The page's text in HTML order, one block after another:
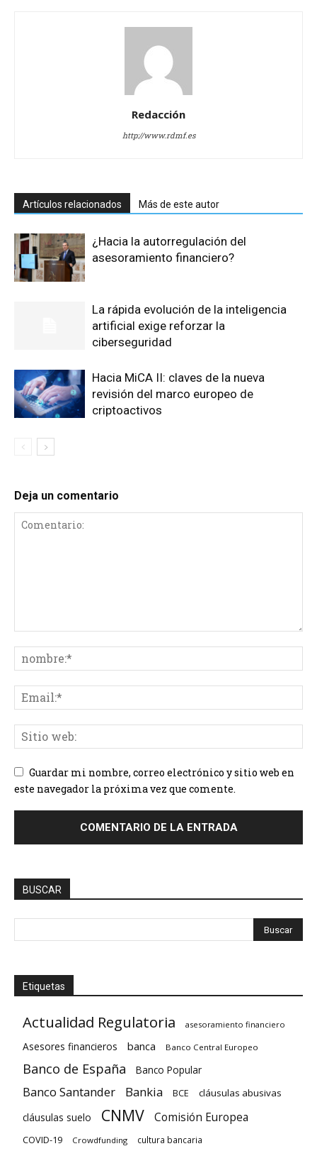
Redacción
http://www.rdmf.es
Artículos relacionados Más de este autor
¿Hacia la autorregulación del
asesoramiento financiero?
La rápida evolución de la inteligencia
artificial exige reforzar la
ciberseguridad
Hacia MiCA II: claves de la nueva
revisión del marco europeo de
criptoactivos
Deja un comentario
Guardar mi nombre, correo electrónico y sitio web en
este navegador la próxima vez que comente.
BUSCAR
Etiquetas
Actualidad Regulatoria asesoramiento financiero
Asesores financieros banca Banco Central Europeo
Banco de España Banco Popular
Banco Santander Bankia BCE cláusulas abusivas
cláusulas suelo CNMV Comisión Europea
COVID-19 Crowdfunding cultura bancaria